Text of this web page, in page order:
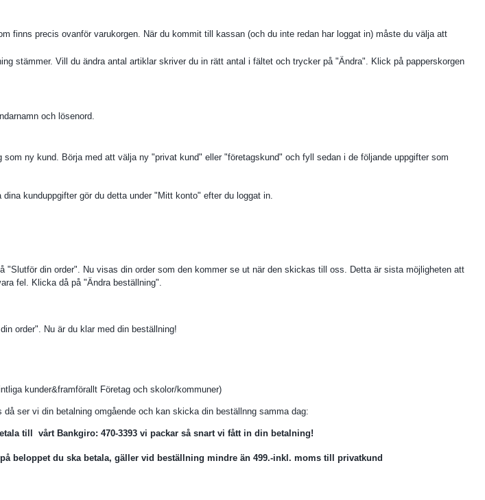
finns precis ovanför varukorgen. När du kommit till kassan (och du inte redan har loggat in) måste du välja att
stämmer. Vill du ändra antal artiklar skriver du in rätt antal i fältet och trycker på "Ändra". Klick på papperskorgen
och lösenord.
ny kund. Börja med att välja ny "privat kund" eller "företagskund" och fyll sedan i de följande uppgifter som
kunduppgifter gör du detta under "Mitt konto" efter du loggat in.
"Slutför din order". Nu visas din order som den kommer se ut när den skickas till oss. Detta är sista möjligheten att
fel. Klicka då på "Ändra beställning".
order". Nu är du klar med din beställning!
kunder&framförallt Företag och skolor/kommuner)
ser vi din betalning omgående och kan skicka din beställnng samma dag:
vårt Bankgiro: 470-3393 vi packar så snart vi fått in din betalning!
du ska betala, gäller vid beställning mindre än 499.-inkl. moms till privatkund